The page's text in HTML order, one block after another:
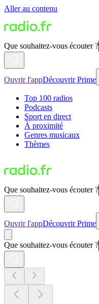
Aller au contenu
Que souhaitez-vous écouter ?
Ouvrir l'appDécouvrir Prime
Top 100 radios
Podcasts
Sport en direct
À proximité
Genres musicaux
Thèmes
Que souhaitez-vous écouter ?
Ouvrir l'appDécouvrir Prime
Que souhaitez-vous écouter ?